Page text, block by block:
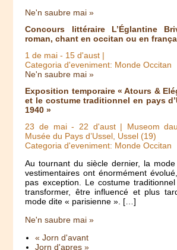
Ne'n saubre mai »
Concours littéraire L’Églantine
roman, chant en occitan ou en
1 de mai - 15 d'aust |
Categoria d'eveniment: Monde Occitan
Ne'n saubre mai »
Exposition temporaire « Atours &
et le costume traditionnel en pays
1940 »
23 de mai- 22 d'aust| Museom
Musée du Pays d’Ussel, Ussel (19)
Categoria d'eveniment: Monde Occitan
Au tournant du siècle dernier, la
vestimentaires ont énormément
pas exception. Le costume
transformer, être influencé et plus
mode dite « parisienne ». […]
Ne'n saubre mai »
« Jorn d'avant
Jorn d'apres »